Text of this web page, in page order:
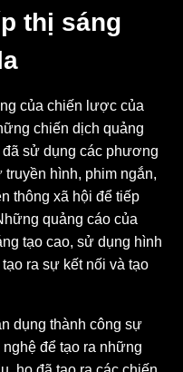
thị sáng
của chiến lược của
chiến dịch quảng
sử dụng các phương
hình, phim ngắn,
thông xã hội để tiếp
quảng cáo của
tạo cao, sử dụng hình
ra sự kết nối và tạo
dụng thành công sự
để tạo ra những